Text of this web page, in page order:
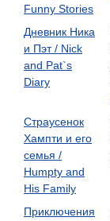
Funny Stories
Дневник Ника
и Пэт / Nick
and Pat`s
Diary
Страусенок
Хампти и его
семья /
Humpty and
His Family
Приключения